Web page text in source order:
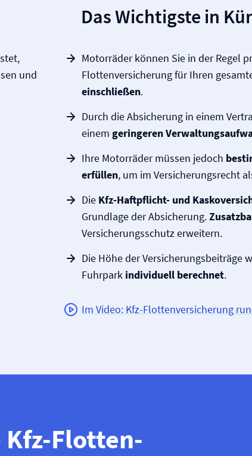
und
Das Wichtigste in
Motorräder können Sie in der Regel
Flotten­versicherung für Ihren
einschließen.
Durch die Absicherung in einem
einem geringeren
Ihre Motorräder müssen jedoch
erfüllen, um im Versicherungs­recht
Die Kfz-Haftpflicht- und
Grundlage der Absicherung.
Versicherungsschutz erweitern.
Die Höhe der Versicherungsbeiträge
Fuhrpark individuell berechnet.
Im Video: Kfz-Flotten­versicherung
Kfz-Flotten­